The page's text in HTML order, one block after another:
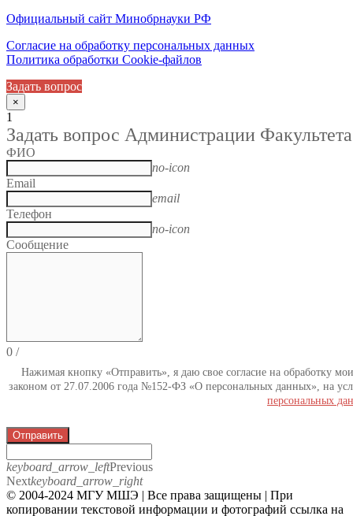
Официальный сайт Минобрнауки РФ
Согласие на обработку персональных данных
Политика обработки Cookie-файлов
Задать вопрос
×
1
Задать вопрос Администрации Факультета
ФИО
no-icon
Email
email
Телефон
no-icon
Сообщение
0 /
Нажимая кнопку «Отправить», я даю свое согласие на обработку
законом от 27.07.2006 года №152-ФЗ «О персональных данных», на
персональных
Отправить
keyboard_arrow_leftPrevious
Nextkeyboard_arrow_right
© 2004-2024 МГУ МШЭ | Все права защищены | При
копировании текстовой информации и фотографий ссылка на